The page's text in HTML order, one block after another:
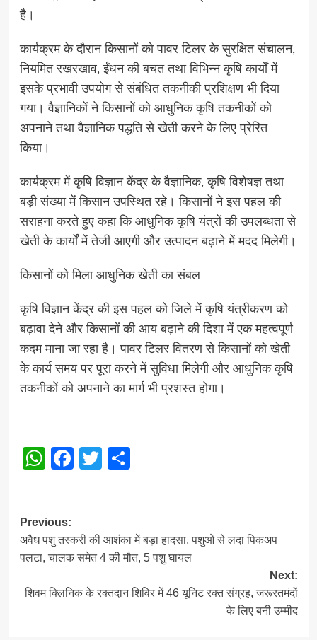
है।
कार्यक्रम के दौरान किसानों को पावर टिलर के सुरक्षित संचालन,
नियमित रखरखाव, ईंधन की बचत तथा विभिन्न कृषि कार्यों में
इसके प्रभावी उपयोग से संबंधित तकनीकी प्रशिक्षण भी दिया
गया। वैज्ञानिकों ने किसानों को आधुनिक कृषि तकनीकों को
अपनाने तथा वैज्ञानिक पद्धति से खेती करने के लिए प्रेरित
किया।
कार्यक्रम में कृषि विज्ञान केंद्र के वैज्ञानिक, कृषि विशेषज्ञ तथा
बड़ी संख्या में किसान उपस्थित रहे। किसानों ने इस पहल की
सराहना करते हुए कहा कि आधुनिक कृषि यंत्रों की उपलब्धता से
खेती के कार्यों में तेजी आएगी और उत्पादन बढ़ाने में मदद मिलेगी।
किसानों को मिला आधुनिक खेती का संबल
कृषि विज्ञान केंद्र की इस पहल को जिले में कृषि यंत्रीकरण को
बढ़ावा देने और किसानों की आय बढ़ाने की दिशा में एक महत्वपूर्ण
कदम माना जा रहा है। पावर टिलर वितरण से किसानों को खेती
के कार्य समय पर पूरा करने में सुविधा मिलेगी और आधुनिक कृषि
तकनीकों को अपनाने का मार्ग भी प्रशस्त होगा।
WhatsApp
Facebook
Twitter
Post
navigation
Previous:
अवैध पशु तस्करी की आशंका में बड़ा हादसा, पशुओं से लदा पिकअप
पलटा, चालक समेत 4 की मौत, 5 पशु घायल
Next:
शिवम क्लिनिक के रक्तदान शिविर में 46 यूनिट रक्त संग्रह, जरूरतमंदों
के लिए बनी उम्मीद